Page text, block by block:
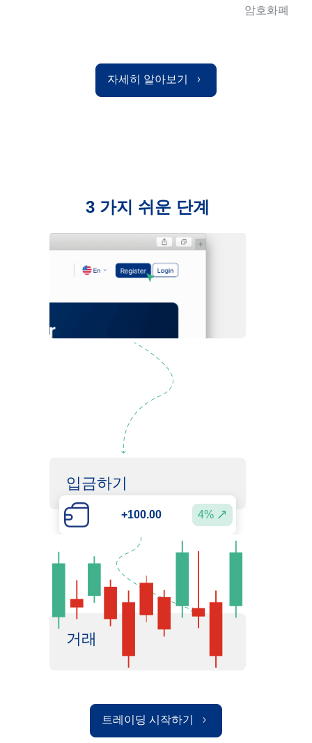
암호화폐
자세히 알아보기
3 가지 쉬운 단계
등록하기
입금하기
+100.00 4%
거래
트레이딩 시작하기